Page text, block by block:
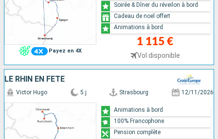
Payez en 4X
1 115 €
Vol disponible
Soirée & Dîner du réveilon à bord
Cadeau de noel offert
Animations à bord
LE RHIN EN FÊTE
Victor Hugo 5 j Strasbourg 12/11/2026
Animations à bord
100% Francophone
Pension complète